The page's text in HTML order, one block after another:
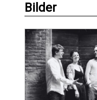
Bilder